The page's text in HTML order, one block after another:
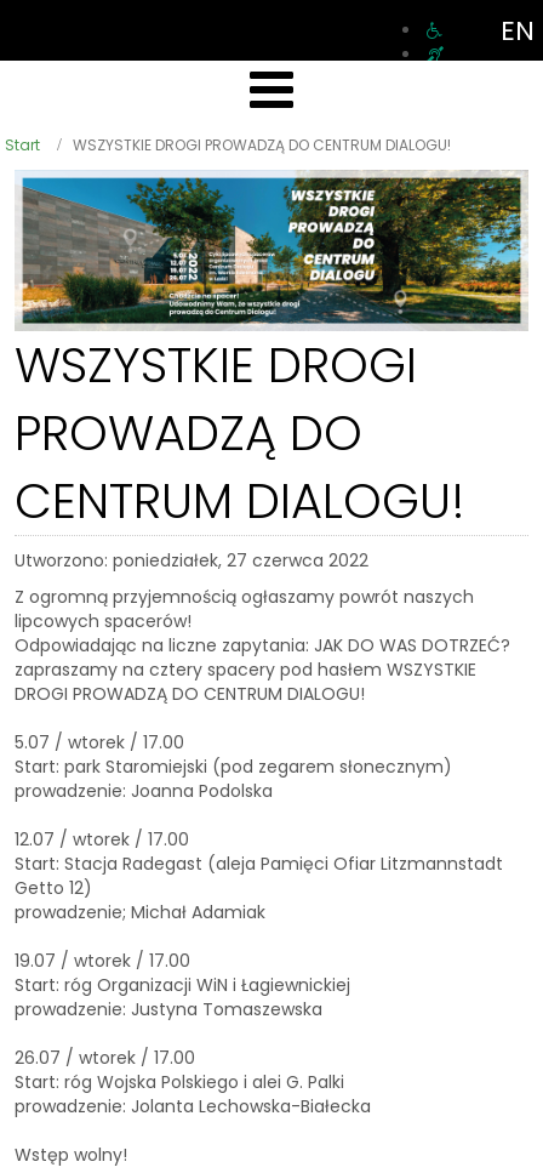
EN
Start WSZYSTKIE DROGI PROWADZĄ DO CENTRUM DIALOGU!
WSZYSTKIE DROGI
PROWADZĄ DO
CENTRUM DIALOGU!
Utworzono: poniedziałek, 27 czerwca 2022
Z ogromną przyjemnością ogłaszamy powrót naszych
lipcowych spacerów!
Odpowiadając na liczne zapytania: JAK DO WAS DOTRZEĆ?
zapraszamy na cztery spacery pod hasłem WSZYSTKIE
DROGI PROWADZĄ DO CENTRUM DIALOGU!
5.07 / wtorek / 17.00
Start: park Staromiejski (pod zegarem słonecznym)
prowadzenie: Joanna Podolska
12.07 / wtorek / 17.00
Start: Stacja Radegast (aleja Pamięci Ofiar Litzmannstadt
Getto 12)
prowadzenie; Michał Adamiak
19.07 / wtorek / 17.00
Start: róg Organizacji WiN i Łagiewnickiej
prowadzenie: Justyna Tomaszewska
26.07 / wtorek / 17.00
Start: róg Wojska Polskiego i alei G. Palki
prowadzenie: Jolanta Lechowska-Białecka
Wstęp wolny!